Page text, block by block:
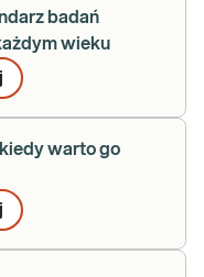
badań
wieku
warto go